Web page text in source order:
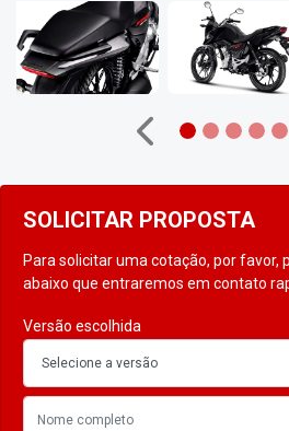
SOLICITAR PROPOSTA
Para solicitar uma cotação, por favor,
abaixo que entraremos em contato
Versão escolhida
Anterior